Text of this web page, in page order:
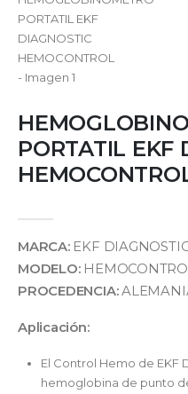
PORTATIL EKF
MARCA:EKF
MODELO:
PROCEDENCIA:
Aplicación:
El Control Hemo de EKF
hemoglobina de punto